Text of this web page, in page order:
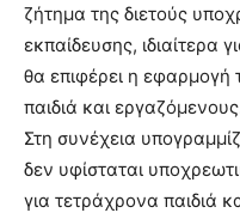
ζήτημα της διετούς
εκπαίδευσης, ιδιαίτερα
θα επιφέρει η εφαρμογή
παιδιά και
Στη συνέχεια
δεν υφίσταται
για τετράχρονα παιδιά